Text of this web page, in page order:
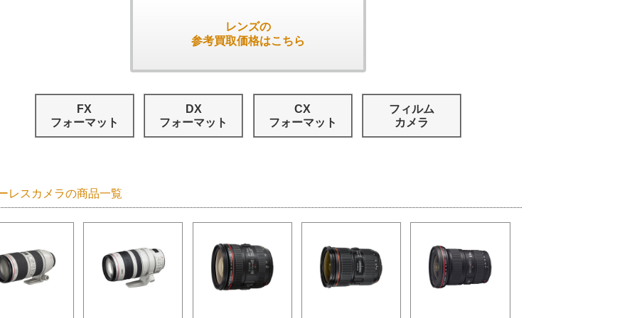
レンズの
参考買取価格はこちら
FX
フォーマット
DX
フォーマット
CX
フォーマット
フィルム
カメラ
レスカメラの商品一覧